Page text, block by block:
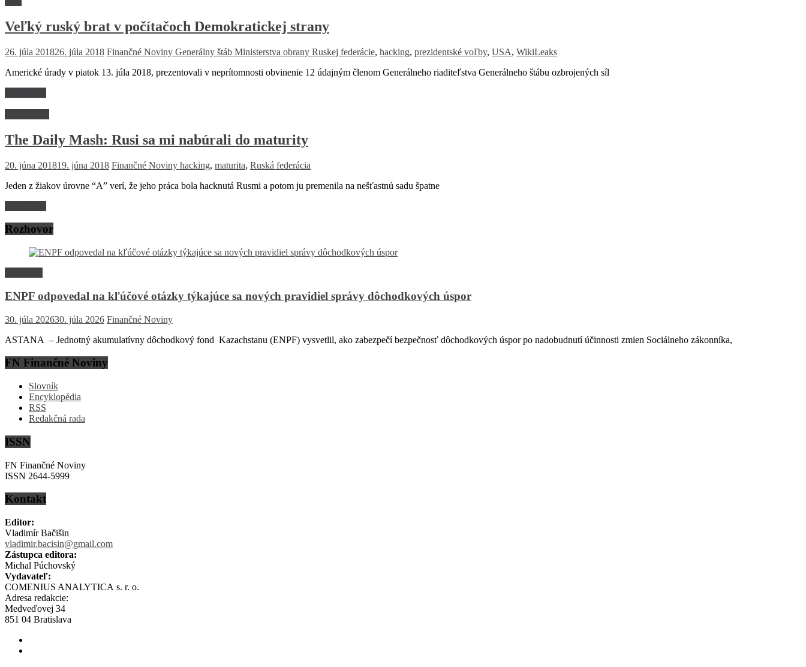
Veľký ruský brat v počítačoch Demokratickej strany
26. júla 201826. júla 2018 Finančné Noviny Generálny štáb Ministerstva obrany Ruskej federácie, hacking, prezidentské voľby, USA, WikiLeaks
Americké úrady v piatok 13. júla 2018, prezentovali v neprítomnosti obvinenie 12 údajným členom Generálneho riaditeľstva Generálneho štábu ozbrojených síl
The Daily Mash: Rusi sa mi nabúrali do maturity
20. júna 201819. júna 2018 Finančné Noviny hacking, maturita, Ruská federácia
Jeden z žiakov úrovne “A” verí, že jeho práca bola hacknutá Rusmi a potom ju premenila na nešťastnú sadu špatne
Rozhovor
ENPF odpovedal na kľúčové otázky týkajúce sa nových pravidiel správy dôchodkových úspor
30. júla 202630. júla 2026 Finančné Noviny
ASTANA – Jednotný akumulatívny dôchodkový fond Kazachstanu (ENPF) vysvetlil, ako zabezpečí bezpečnosť dôchodkových úspor po nadobudnutí účinnosti zmien Sociálneho zákonníka,
FN Finančné Noviny
Slovník
Encyklopédia
RSS
Redakčná rada
ISSN
FN Finančné Noviny
ISSN 2644-5999
Kontakt
Editor:
Vladimír Bačišin
vladimir.bacisin@gmail.com
Zástupca editora:
Michal Púchovský
Vydavateľ:
COMENIUS ANALYTICA s. r. o.
Adresa redakcie:
Medveďovej 34
851 04 Bratislava